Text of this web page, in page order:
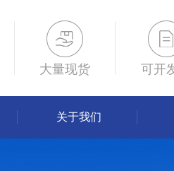
大量现货 可开
关于我们